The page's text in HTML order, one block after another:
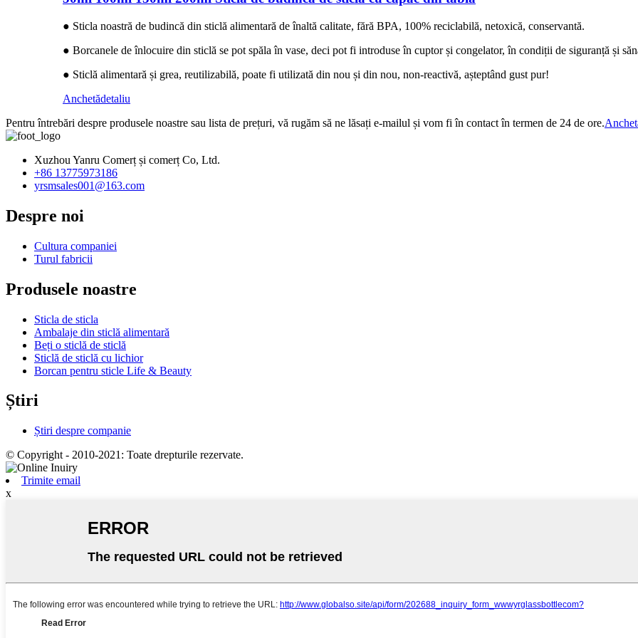
● Sticla noastră de budincă din sticlă alimentară de înaltă calitate, fără BPA, 100% reciclabilă, netoxică, conservantă.
● Borcanele de înlocuire din sticlă se pot spăla în vase, deci pot fi introduse în cuptor și congelator, în condiții de siguranță și
● Sticlă alimentară și grea, reutilizabilă, poate fi utilizată din nou și din nou, non-reactivă, așteptând gust pur!
Anchetădetaliu
Pentru întrebări despre produsele noastre sau lista de prețuri, vă rugăm să ne lăsați e-mailul și vom fi în contact în termen de 24 de ore.
Xuzhou Yanru Comerț și comerț Co, Ltd.
+86 13775973186
yrsmsales001@163.com
Despre noi
Cultura companiei
Turul fabricii
Produsele noastre
Sticla de sticla
Ambalaje din sticlă alimentară
Beți o sticlă de sticlă
Sticlă de sticlă cu lichior
Borcan pentru sticle Life & Beauty
Știri
Știri despre companie
© Copyright - 2010-2021: Toate drepturile rezervate.
Trimite email
x